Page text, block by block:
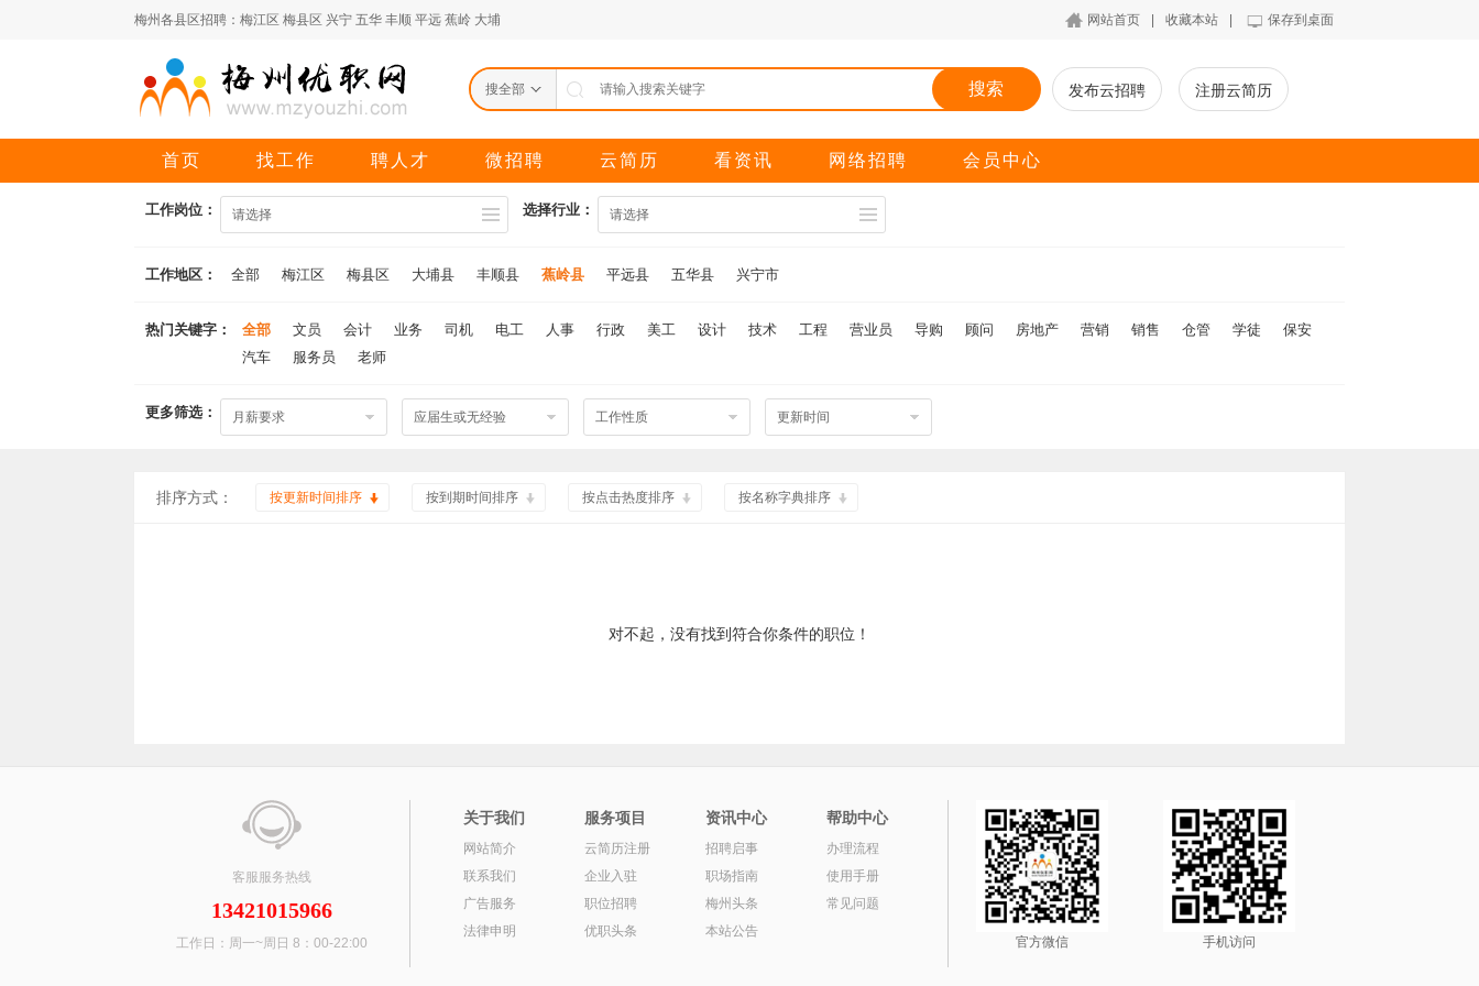
梅州各县区招聘： 梅江区 梅县区 兴宁 五华 丰顺 平远 蕉岭 大埔 网站首页 收藏本站 保存到桌面
搜全部 搜索 发布云招聘 注册云简历
首页 找工作 聘人才 微招聘 云简历 看资讯 网络招聘 会员中心
工作岗位： 请选择 选择行业： 请选择
工作地区： 全部 梅江区 梅县区 大埔县 丰顺县 蕉岭县 平远县 五华县 兴宁市
热门关键字： 全部 文员 会计 业务 司机 电工 人事 行政 美工 设计 技术 工程 营业员 导购 顾问 房地产 营销 销售 仓管 学徒
保安
汽车
服务员 老师
更多筛选： 月薪要求 应届生或无经验 工作性质 更新时间
排序方式： 按更新时间排序 按到期时间排序 按点击热度排序 按名称字典排序
对不起，没有找到符合你条件的职位！
客服服务热线
13421015966
工作日：周一~周日 8：00-22:00
关于我们
网站简介
联系我们
广告服务
法律申明
服务项目
云简历注册
企业入驻
职位招聘
优职头条
资讯中心
招聘启事
职场指南
梅州头条
本站公告
帮助中心
办理流程
使用手册
常见问题
官方微信 手机访问